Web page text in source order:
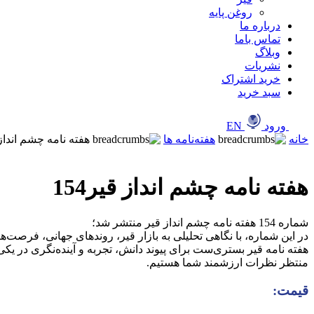
روغن پایه
درباره ما
تماس باما
وبلاگ
نشریات
خرید اشتراک
سبد خرید
ورود
خانه
هفته‌نامه ها هفته نامه چشم انداز
هفته نامه چشم انداز قیر154
شماره 154 هفته نامه چشم انداز قیر منتشر شد؛
قیمت: